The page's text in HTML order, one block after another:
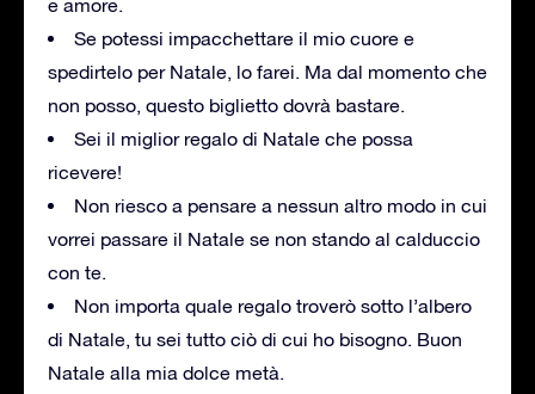
Se potessi impacchettare il mio cuore e
spedirtelo per Natale, lo farei. Ma dal momento che
non posso, questo biglietto dovrà bastare.
Sei il miglior regalo di Natale che possa
ricevere!
Non riesco a pensare a nessun altro modo in cui
vorrei passare il Natale se non stando al calduccio
con te.
Non importa quale regalo troverò sotto l’albero
di Natale, tu sei tutto ciò di cui ho bisogno. Buon
Natale alla mia dolce metà.